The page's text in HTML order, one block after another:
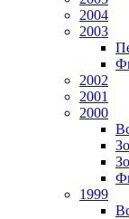
2004
2003
2002
2001
2000
1999